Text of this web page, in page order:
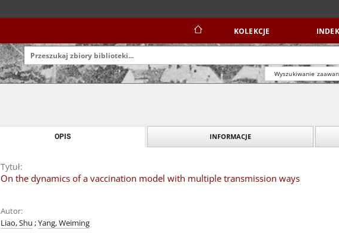
KOLEKCJE
Wyszukiwanie
OPIS INFORMACJE
Tytuł:
On the dynamics of a vaccination model with multiple transmission ways
Autor:
Liao, Shu ;Yang, Weiming